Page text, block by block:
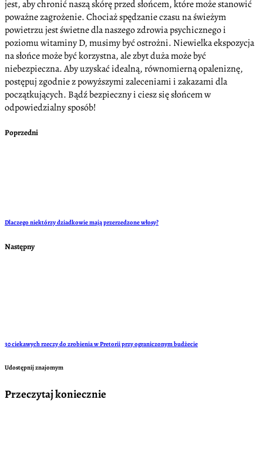
jest, aby chronić naszą skórę przed słońcem, które może stanowić
poważne zagrożenie. Chociaż spędzanie czasu na świeżym
powietrzu jest świetne dla naszego zdrowia psychicznego i
poziomu witaminy D, musimy być ostrożni. Niewielka ekspozycja
na słońce może być korzystna, ale zbyt duża może być
niebezpieczna. Aby uzyskać idealną, równomierną opaleniznę,
postępuj zgodnie z powyższymi zaleceniami i zakazami dla
początkujących. Bądź bezpieczny i ciesz się słońcem w
odpowiedzialny sposób!
Poprzedni
Dlaczego niektórzy dziadkowie mają przerzedzone włosy?
Następny
30 ciekawych rzeczy do zrobienia w Pretorii przy ograniczonym budżecie
Udostępnij znajomym
Przeczytaj koniecznie